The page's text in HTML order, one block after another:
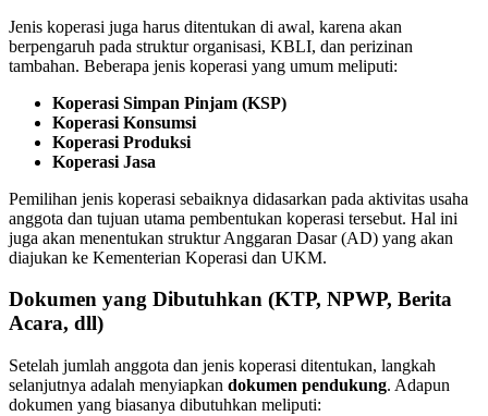
Jenis koperasi juga harus ditentukan di awal, karena akan
berpengaruh pada struktur organisasi, KBLI, dan perizinan
tambahan. Beberapa jenis koperasi yang umum meliputi:
Koperasi Simpan Pinjam (KSP)
Koperasi Konsumsi
Koperasi Produksi
Koperasi Jasa
Pemilihan jenis koperasi sebaiknya didasarkan pada aktivitas usaha
anggota dan tujuan utama pembentukan koperasi tersebut. Hal ini
juga akan menentukan struktur Anggaran Dasar (AD) yang akan
diajukan ke Kementerian Koperasi dan UKM.
Dokumen yang Dibutuhkan (KTP, NPWP, Berita
Acara, dll)
Setelah jumlah anggota dan jenis koperasi ditentukan, langkah
selanjutnya adalah menyiapkan dokumen pendukung. Adapun
dokumen yang biasanya dibutuhkan meliputi: